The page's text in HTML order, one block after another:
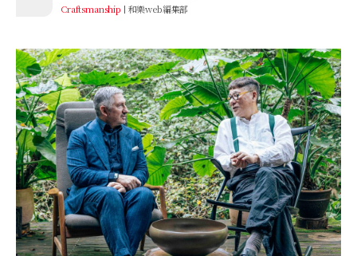
Craftsmanship 和樂web編集部